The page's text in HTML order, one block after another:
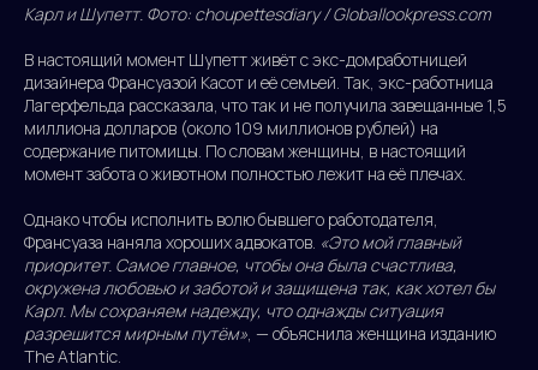
Карл и Шупетт. Фото: choupettesdiary / Globallookpress.com
В настоящий момент Шупетт живёт с экс-домработницей
дизайнера Франсуазой Касот и её семьей. Так, экс-работница
Лагерфельда рассказала, что так и не получила завещанные 1,5
миллиона долларов (около 109 миллионов рублей) на
содержание питомицы. По словам женщины, в настоящий
момент забота о животном полностью лежит на её плечах.
Однако чтобы исполнить волю бывшего работодателя,
Франсуаза наняла хороших адвокатов. «Это мой главный
приоритет. Самое главное, чтобы она была счастлива,
окружена любовью и заботой и защищена так, как хотел бы
Карл. Мы сохраняем надежду, что однажды ситуация
разрешится мирным путём», — объяснила женщина изданию
The Atlantic.